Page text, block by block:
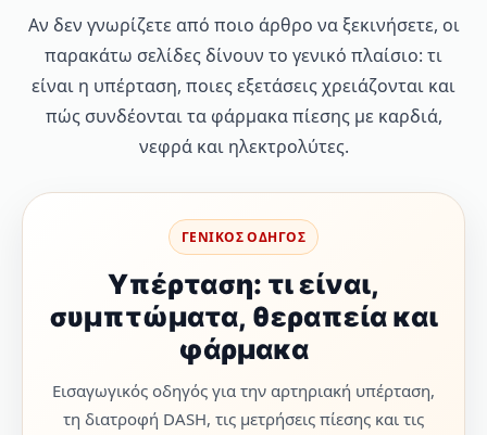
Αν δεν γνωρίζετε από ποιο άρθρο να ξεκινήσετε, οι
παρακάτω σελίδες δίνουν το γενικό πλαίσιο: τι
είναι η υπέρταση, ποιες εξετάσεις χρειάζονται και
πώς συνδέονται τα φάρμακα πίεσης με καρδιά,
νεφρά και ηλεκτρολύτες.
ΓΕΝΙΚΟΣ ΟΔΗΓΟΣ
Υπέρταση: τι είναι,
συμπτώματα, θεραπεία και
φάρμακα
Εισαγωγικός οδηγός για την αρτηριακή υπέρταση,
τη διατροφή DASH, τις μετρήσεις πίεσης και τις